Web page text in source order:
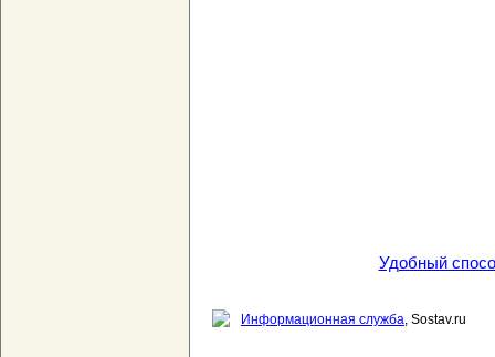
Удобный
Информационная служба, Sostav.ru